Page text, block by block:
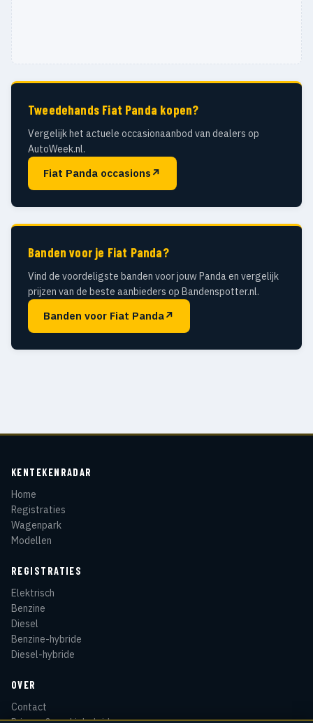
Tweedehands Fiat Panda kopen?
Vergelijk het actuele occasionaanbod van dealers op
AutoWeek.nl.
Fiat Panda occasions ↗
Banden voor je Fiat Panda?
Vind de voordeligste banden voor jouw Panda en vergelijk
prijzen van de beste aanbieders op Bandenspotter.nl.
Banden voor Fiat Panda↗
KENTEKENRADAR
Home
Registraties
Wagenpark
Modellen
REGISTRATIES
Elektrisch
Benzine
Diesel
Benzine-hybride
Diesel-hybride
OVER
Contact